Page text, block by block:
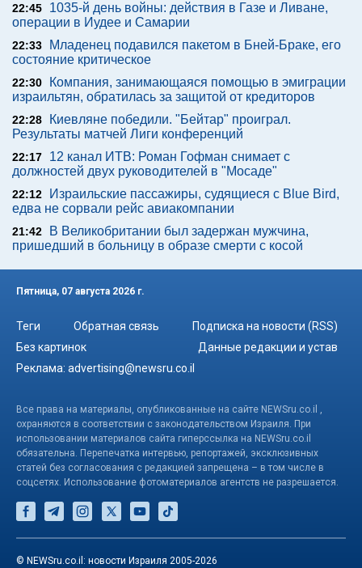
22:45
1035-й день войны: действия в Газе и Ливане,
операции в Иудее и Самарии
22:33
Младенец подавился пакетом в Бней-Браке, его
состояние критическое
22:30
Компания, занимающаяся помощью в эмиграции
израильтян, обратилась за защитой от кредиторов
22:28
Киевляне победили. "Бейтар" проиграл.
Результаты матчей Лиги конференций
22:17
12 канал ИТВ: Роман Гофман снимает с
должностей двух руководителей в "Мосаде"
22:12
Израильские пассажиры, судящиеся с Blue Bird,
едва не сорвали рейс авиакомпании
21:42
В Великобритании был задержан мужчина,
пришедший в больницу в образе смерти с косой
Пятница, 07 августа 2026 г.
Теги Обратная связь
Подписка на новости (RSS)
Без картинок
Данные редакции и устав
Реклама: advertising@newsru.co.il
Все права на материалы, опубликованные на сайте NEWSru.co.il ,
охраняются в соответствии с законодательством Израиля. При
использовании материалов сайта гиперссылка на NEWSru.co.il
обязательна. Перепечатка интервью, репортажей, эксклюзивных
статей без согласования с редакцией запрещена – в том числе в
соцсетях. Использование фотоматериалов агентств не разрешается.
© NEWSru.co.il: новости Израиля 2005-2026